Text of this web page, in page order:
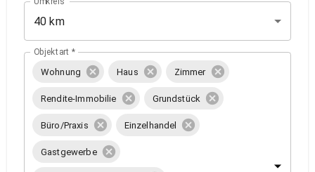
40 km
Objektart *
Wohnung Haus Zimmer
Rendite-Immobilie Grundstück
Büro/Praxis Einzelhandel
Gastgewerbe